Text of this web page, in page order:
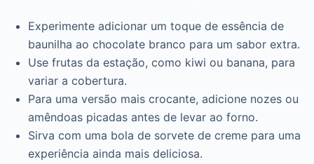
Experimente adicionar um toque de essência de
baunilha ao chocolate branco para um sabor extra.
Use frutas da estação, como kiwi ou banana, para
variar a cobertura.
Para uma versão mais crocante, adicione nozes ou
amêndoas picadas antes de levar ao forno.
Sirva com uma bola de sorvete de creme para uma
experiência ainda mais deliciosa.